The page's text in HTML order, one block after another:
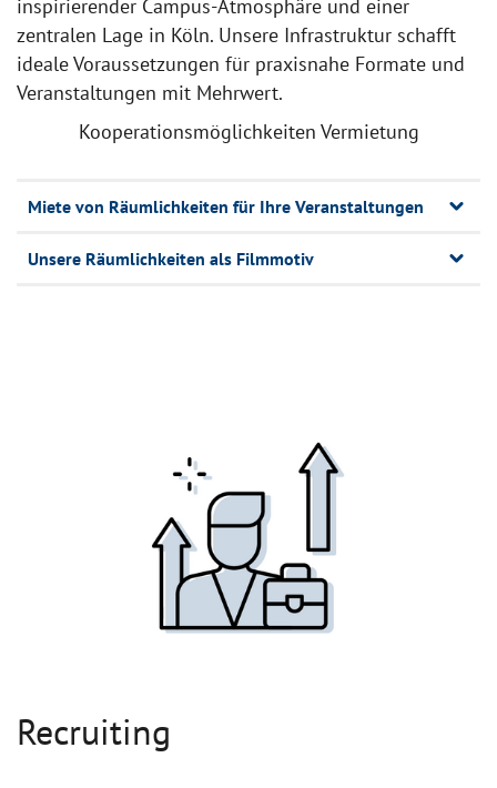
inspirierender Campus-Atmosphäre und einer
zentralen Lage in Köln. Unsere Infrastruktur schafft
ideale Voraussetzungen für praxisnahe Formate und
Veranstaltungen mit Mehrwert.
Kooperationsmöglichkeiten Vermietung
Miete von Räumlichkeiten für Ihre Veranstaltungen
Unsere Räumlichkeiten als Filmmotiv
Recruiting